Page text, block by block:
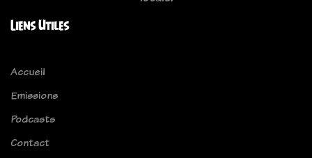
Liens Utiles
Accueil
Emissions
Podcasts
Contact